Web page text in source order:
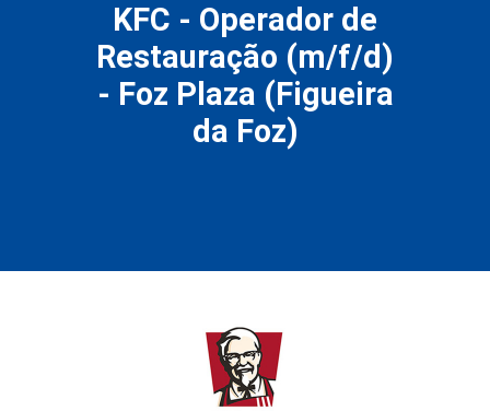
KFC - Operador de
Restauração (m/f/d)
- Foz Plaza (Figueira
da Foz)